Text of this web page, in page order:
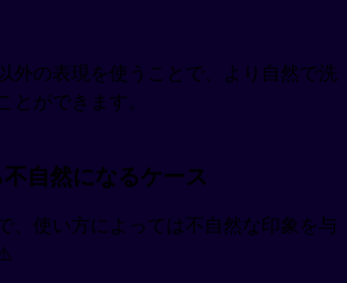
外の表現を使うことで、より自然で洗
とができます。
自然になるケース
、使い方によっては不自然な印象を与